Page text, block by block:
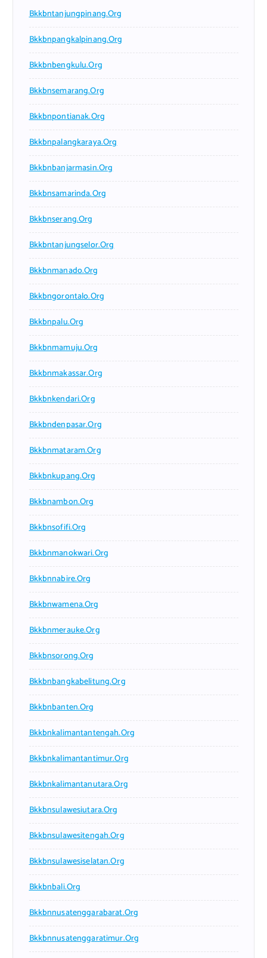
Bkkbntanjungpinang.org
Bkkbnpangkalpinang.org
Bkkbnbengkulu.org
Bkkbnsemarang.org
Bkkbnpontianak.org
Bkkbnpalangkaraya.org
Bkkbnbanjarmasin.org
Bkkbnsamarinda.org
Bkkbnserang.org
Bkkbntanjungselor.org
Bkkbnmanado.org
Bkkbngorontalo.org
Bkkbnpalu.org
Bkkbnmamuju.org
Bkkbnmakassar.org
Bkkbnkendari.org
Bkkbndenpasar.org
Bkkbnmataram.org
Bkkbnkupang.org
Bkkbnambon.org
Bkkbnsofifi.org
Bkkbnmanokwari.org
Bkkbnnabire.org
Bkkbnwamena.org
Bkkbnmerauke.org
Bkkbnsorong.org
Bkkbnbangkabelitung.org
Bkkbnbanten.org
Bkkbnkalimantantengah.org
Bkkbnkalimantantimur.org
Bkkbnkalimantanutara.org
Bkkbnsulawesiutara.org
Bkkbnsulawesitengah.org
Bkkbnsulawesiselatan.org
Bkkbnbali.org
Bkkbnnusatenggarabarat.org
Bkkbnnusatenggaratimur.org